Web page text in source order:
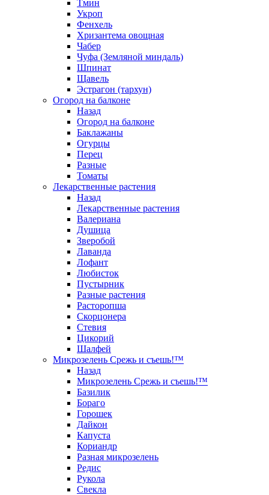
Тмин
Укроп
Фенхель
Хризантема овощная
Чабер
Чуфа (Земляной миндаль)
Шпинат
Щавель
Эстрагон (тархун)
Огород на балконе
Назад
Огород на балконе
Баклажаны
Огурцы
Перец
Разные
Томаты
Лекарственные растения
Назад
Лекарственные растения
Валериана
Душица
Зверобой
Лаванда
Лофант
Любисток
Пустырник
Разные растения
Расторопша
Скорцонера
Стевия
Цикорий
Шалфей
Микрозелень Срежь и съешь!™
Назад
Микрозелень Срежь и съешь!™
Базилик
Бораго
Горошек
Дайкон
Капуста
Кориандр
Разная микрозелень
Редис
Рукола
Свекла